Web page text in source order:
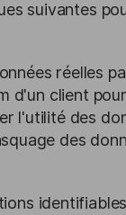
suivantes
réelles
d'un client
l'utilité des
des